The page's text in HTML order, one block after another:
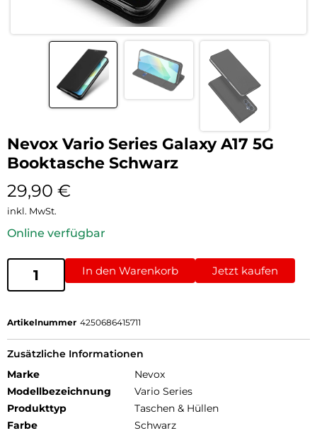
Nevox Vario Series Galaxy A17 5G
Booktasche Schwarz
29,90 €
inkl. MwSt.
Online verfügbar
In den Warenkorb Jetzt kaufen
Artikelnummer 4250686415711
Zusätzliche Informationen
Marke
Nevox
Modellbezeichnung
Vario Series
Produkttyp
Taschen & Hüllen
Farbe
Schwarz